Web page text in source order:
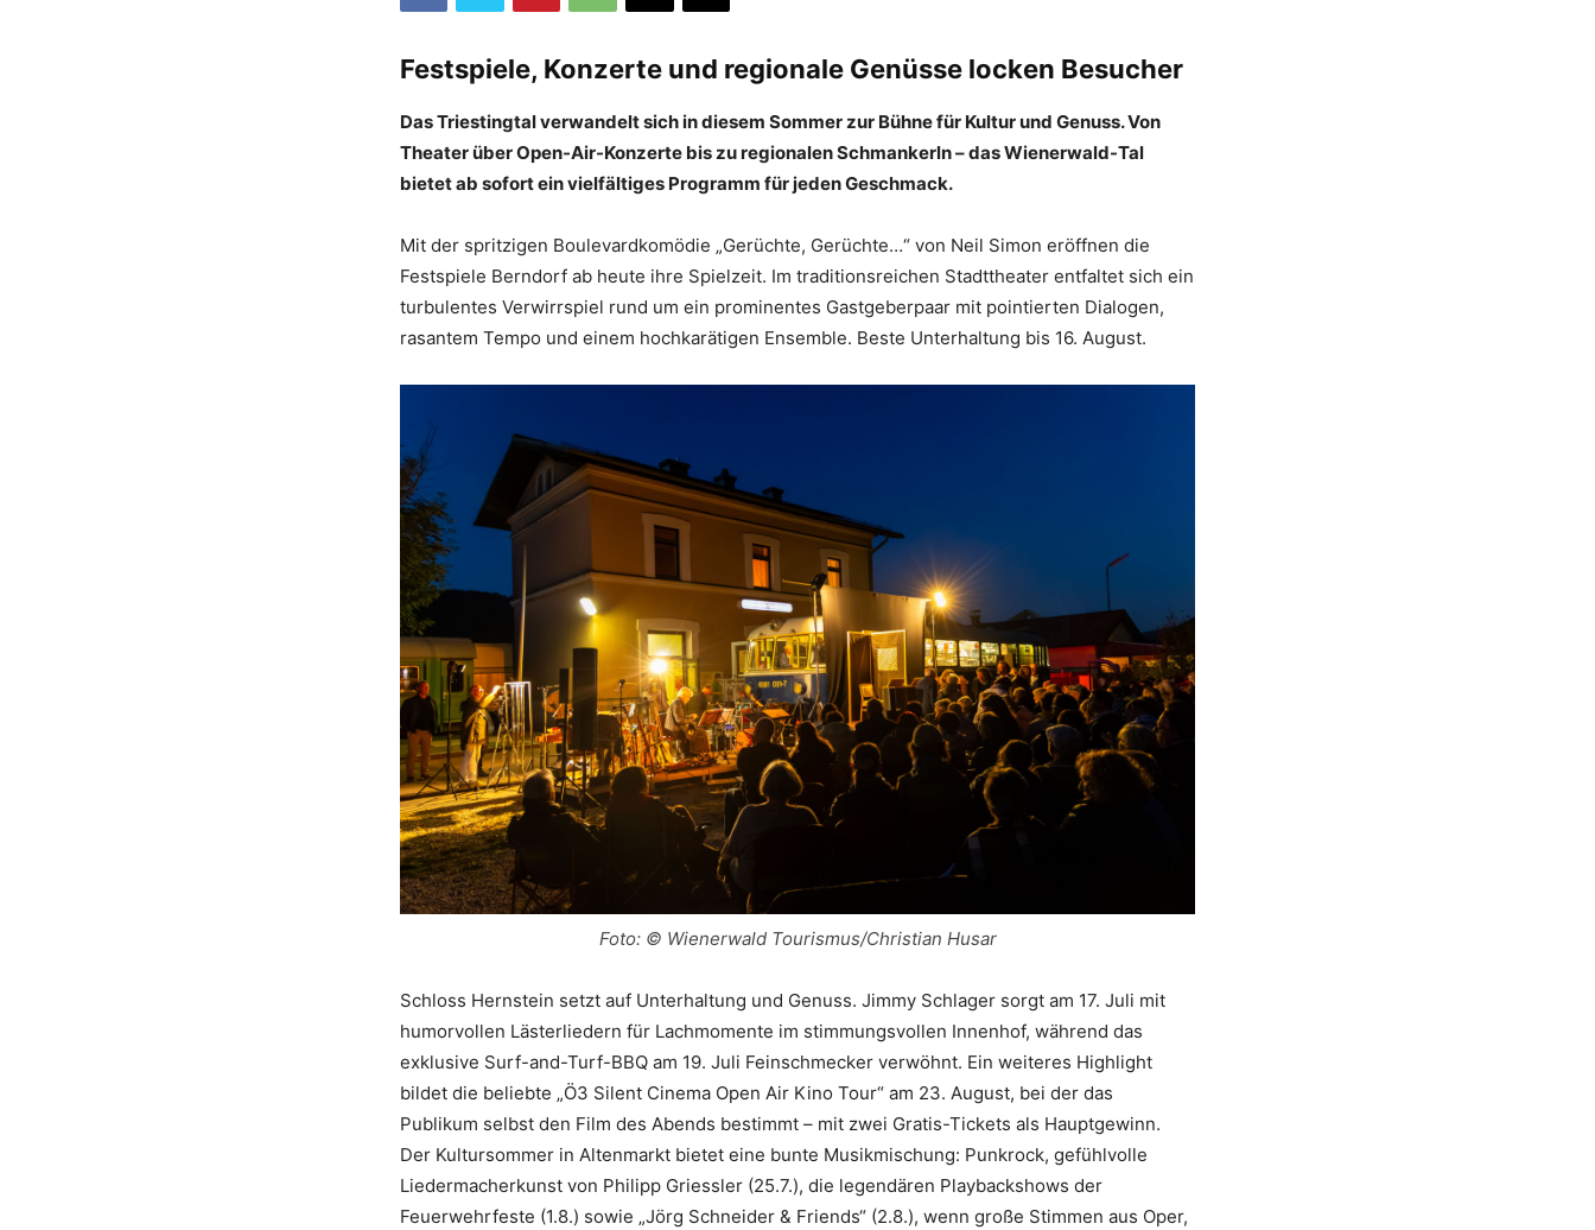
Festspiele, Konzerte und regionale Genüsse locken Besucher
Das Triestingtal verwandelt sich in diesem Sommer zur Bühne für Kultur und Genuss. Von
Theater über Open-Air-Konzerte bis zu regionalen Schmankerln – das Wienerwald-Tal
bietet ab sofort ein vielfältiges Programm für jeden Geschmack.
Mit der spritzigen Boulevardkomödie „Gerüchte, Gerüchte…“ von Neil Simon eröffnen die
Festspiele Berndorf ab heute ihre Spielzeit. Im traditionsreichen Stadttheater entfaltet sich ein
turbulentes Verwirrspiel rund um ein prominentes Gastgeberpaar mit pointierten Dialogen,
rasantem Tempo und einem hochkarätigen Ensemble. Beste Unterhaltung bis 16. August.
Foto: © Wienerwald Tourismus/Christian Husar
Schloss Hernstein setzt auf Unterhaltung und Genuss. Jimmy Schlager sorgt am 17. Juli mit
humorvollen Lästerliedern für Lachmomente im stimmungsvollen Innenhof, während das
exklusive Surf-and-Turf-BBQ am 19. Juli Feinschmecker verwöhnt. Ein weiteres Highlight
bildet die beliebte „Ö3 Silent Cinema Open Air Kino Tour“ am 23. August, bei der das
Publikum selbst den Film des Abends bestimmt – mit zwei Gratis-Tickets als Hauptgewinn.
Der Kultursommer in Altenmarkt bietet eine bunte Musikmischung: Punkrock, gefühlvolle
Liedermacherkunst von Philipp Griessler (25.7.), die legendären Playbackshows der
Feuerwehrfeste (1.8.) sowie „Jörg Schneider & Friends“ (2.8.), wenn große Stimmen aus Oper,